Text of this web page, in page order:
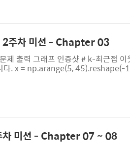
2주차 미션 - Chapter 03
제 출력 그래프 인증샷 # k-최근접
다. x = np.arange(5, 45).reshape(-
니다. knr.n_neighbors = n;
plt.scatter(train_input,
차 미션 - Chapter 07 ~ 08